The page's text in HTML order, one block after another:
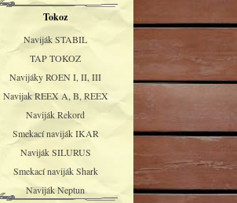
Tokoz
Naviják STABIL
TAP TOKOZ
Navijáky ROEN I, II, III
Navijak REEX A, B, REEX
Naviják Rekord
Smekací naviják IKAR
Naviják SILURUS
Smekací naviják Shark
Naviják Neptun